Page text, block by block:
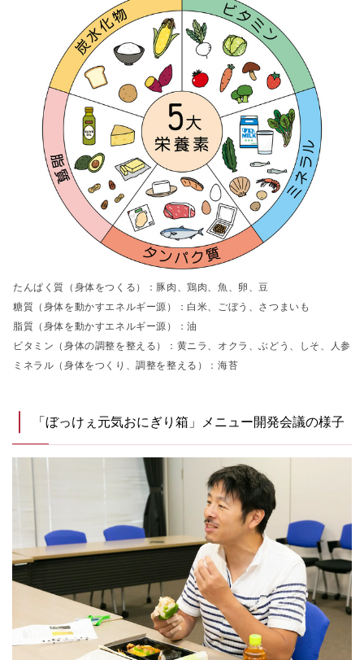
たんぱく質（身体をつくる）：豚肉、鶏肉、魚、卵、豆
糖質（身体を動かすエネルギー源）：白米、ごぼう、さつまいも
脂質（身体を動かすエネルギー源）：油
ビタミン（身体の調整を整える）：黄ニラ、オクラ、ぶどう、しそ、人参
ミネラル（身体をつくり、調整を整える）：海苔
「ぼっけぇ元気おにぎり箱」メニュー開発会議の様子